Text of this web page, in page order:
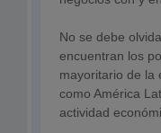
No se debe
encuentran los
mayoritario de la
como América
actividad